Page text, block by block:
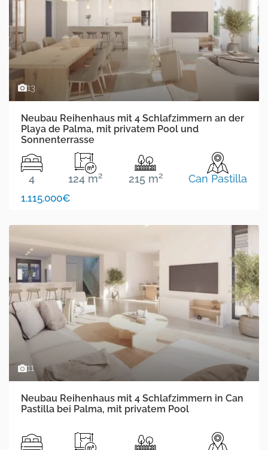
13
Neubau Reihenhaus mit 4 Schlafzimmern an der
Playa de Palma, mit privatem Pool und
Sonnenterrasse
4 124 m2 215 m2 Can Pastilla
1.115.000€
11
Neubau Reihenhaus mit 4 Schlafzimmern in Can
Pastilla bei Palma, mit privatem Pool